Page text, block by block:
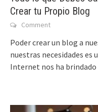
Crear tu Propio Blog
Comment
Poder crear un blog a
nuestras necesidades es
Internet nos ha brindado